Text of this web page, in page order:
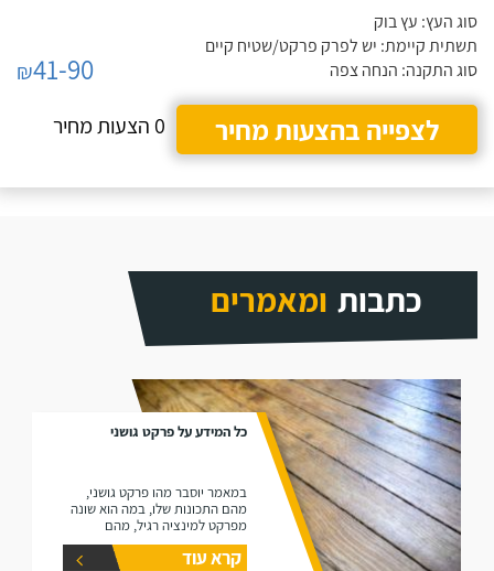
סוג העץ: עץ בוק
תשתית קיימת: יש לפרק פרקט/שטיח קיים
סוג התקנה: הנחה צפה
₪41-90
לצפייה בהצעות מחיר
0 הצעות מחיר
כתבות ומאמרים
כל המידע על פרקט גושני
במאמר יוסבר מהו פרקט גושני,
מהם התכונות שלו, במה הוא שונה
מפרקט למינציה רגיל, מהם
היתרונות שלו ומהם החסרונות שלו.
קרא עוד